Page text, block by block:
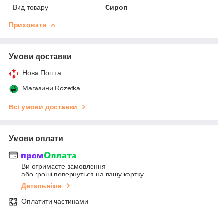
Вид товару
Сироп
Приховати
Умови доставки
Нова Пошта
Магазини Rozetka
Всі умови доставки
Умови оплати
Ви отримаєте замовлення
або гроші повернуться на вашу картку
Детальніше
Оплатити частинами